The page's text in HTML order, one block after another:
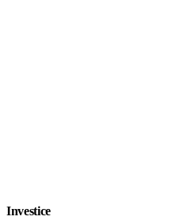
Investice